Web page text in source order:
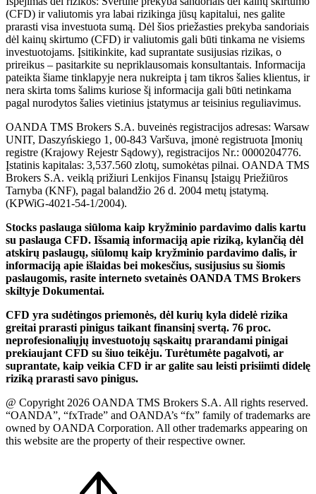
(CFD) ir valiutomis yra labai rizikinga jūsų kapitalui, nes galite
prarasti visa investuota sumą. Dėl šios priežasties prekyba sandoriais
dėl kainų skirtumo (CFD) ir valiutomis gali būti tinkama ne visiems
investuotojams. Įsitikinkite, kad suprantate susijusias rizikas, o
prireikus – pasitarkite su nepriklausomais konsultantais. Informacija
pateikta šiame tinklapyje nera nukreipta į tam tikros šalies klientus, ir
nera skirta toms šalims kuriose šį informacija gali būti netinkama
pagal nurodytos šalies vietinius įstatymus ar teisinius reguliavimus.
OANDA TMS Brokers S.A. buveinės registracijos adresas: Warsaw
UNIT, Daszyńskiego 1, 00-843 Varšuva, įmonė registruota Įmonių
registre (Krajowy Rejestr Sądowy), registracijos Nr.: 0000204776.
Įstatinis kapitalas: 3,537.560 zlotų, sumokėtas pilnai. OANDA TMS
Brokers S.A. veiklą prižiuri Lenkijos Finansų Įstaigų Priežiūros
Tarnyba (KNF), pagal balandžio 26 d. 2004 metų įstatymą.
(KPWiG-4021-54-1/2004).
Stocks paslauga siūloma kaip kryžminio pardavimo dalis kartu
su paslauga CFD. Išsamią informaciją apie riziką, kylančią dėl
atskirų paslaugų, siūlomų kaip kryžminio pardavimo dalis, ir
informaciją apie išlaidas bei mokesčius, susijusius su šiomis
paslaugomis, rasite interneto svetainės OANDA TMS Brokers
skiltyje Dokumentai.
CFD yra sudėtingos priemonės, dėl kurių kyla didelė rizika
greitai prarasti pinigus taikant finansinį svertą. 76 proc.
neprofesionaliųjų investuotojų sąskaitų prarandami pinigai
prekiaujant CFD su šiuo teikėju. Turėtumėte pagalvoti, ar
suprantate, kaip veikia CFD ir ar galite sau leisti prisiimti didelę
riziką prarasti savo pinigus.
@ Copyright 2026 OANDA TMS Brokers S.A. All rights reserved.
“OANDA”, “fxTrade” and OANDA’s “fx” family of trademarks are
owned by OANDA Corporation. All other trademarks appearing on
this website are the property of their respective owner.